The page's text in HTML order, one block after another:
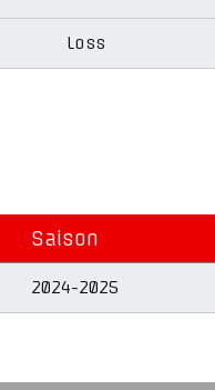
Loss
Saison
2024-2025